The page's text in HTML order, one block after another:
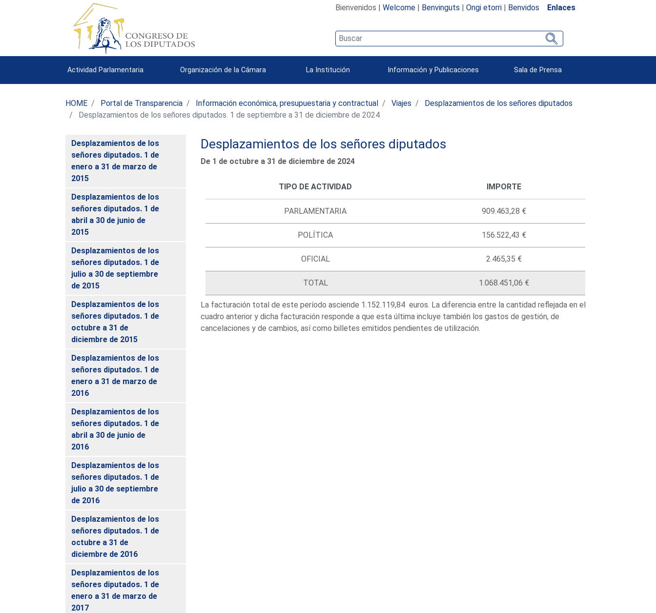
Bienvenidos | Welcome| Benvinguts | Ongi etorri| Benvidos Enlaces
Actividad Parlamentaria Organización de la Cámara La Institución Información y Publicaciones Sala de Prensa
HOME Portal de Transparencia Información económica, presupuestaria y contractual Viajes
Desplazamientos de los señores diputados
Desplazamientos de los señores diputados. 1 de septiembre a 31 de diciembre de 2024
Desplazamientos de los
señores diputados. 1 de
enero a 31 de marzo de
2015
Desplazamientos de los
señores diputados. 1 de
abril a 30 de junio de
2015
Desplazamientos de los
señores diputados. 1 de
julio a 30 de septiembre
de 2015
Desplazamientos de los
señores diputados. 1 de
octubre a 31 de
diciembre de 2015
Desplazamientos de los
señores diputados. 1 de
enero a 31 de marzo de
2016
Desplazamientos de los
señores diputados. 1 de
abril a 30 de junio de
2016
Desplazamientos de los
señores diputados. 1 de
julio a 30 de septiembre
de 2016
Desplazamientos de los
señores diputados. 1 de
octubre a 31 de
diciembre de 2016
Desplazamientos de los
señores diputados. 1 de
enero a 31 de marzo de
2017
Desplazamientos de los señores diputados
De 1 de octubre a 31 de diciembre de 2024
TIPO DE ACTIVIDAD IMPORTE
PARLAMENTARIA 909.463,28 €
POLÍTICA 156.522,43 €
OFICIAL 2.465,35 €
TOTAL 1.068.451,06 €
La facturación total de este período asciende 1.152.119,84 euros. La diferencia entre la cantidad reflejada en el
cuadro anterior y dicha facturación responde a que esta última incluye también los gastos de gestión, de
cancelaciones y de cambios, así como billetes emitidos pendientes de utilización.